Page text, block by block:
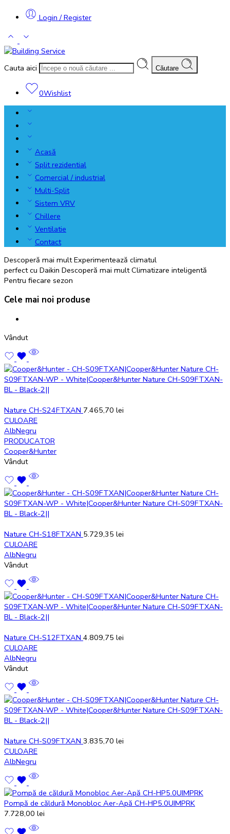
Login / Register
Cauta aici Căutare
0Wishlist
Acasă
Split rezidential
Comercial / industrial
Multi-Split
Sistem VRV
Chillere
Ventilatie
Contact
Descoperă mai mult Experimentează climatul
perfect cu Daikin Descoperă mai mult Climatizare inteligentă
Pentru fiecare sezon
Cele mai noi produse
Vândut
Nature CH-S24FTXAN 7.465,70 lei
CULOARE
AlbNegru
PRODUCATOR
Cooper&Hunter
Vândut
Nature CH-S18FTXAN 5.729,35 lei
CULOARE
AlbNegru
Vândut
Nature CH-S12FTXAN 4.809,75 lei
CULOARE
AlbNegru
Vândut
Nature CH-S09FTXAN 3.835,70 lei
CULOARE
AlbNegru
Pompă de căldură Monobloc Aer-Apă CH-HP5.0UIMPRK
7.728,00 lei